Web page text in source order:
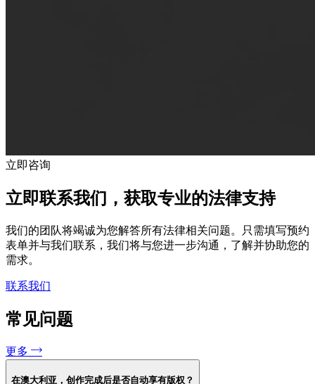
立即咨询
立即联系我们，获取专业的法律支持
我们的团队将竭诚为您解答所有法律相关问题。只需填写预约
表单并与我们联系，我们将与您进一步沟通，了解并协助您的
需求。
联系我们
常见问题
更多
在澳大利亚，创作完成后是否自动享有版权？